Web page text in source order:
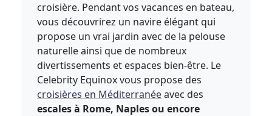
croisière. Pendant vos vacances en bateau,
vous découvrirez un navire élégant qui
propose un vrai jardin avec de la pelouse
naturelle ainsi que de nombreux
divertissements et espaces bien-être. Le
Celebrity Equinox vous propose des
croisières en Méditerranéeavec des
escales à Rome, Naples ou encore